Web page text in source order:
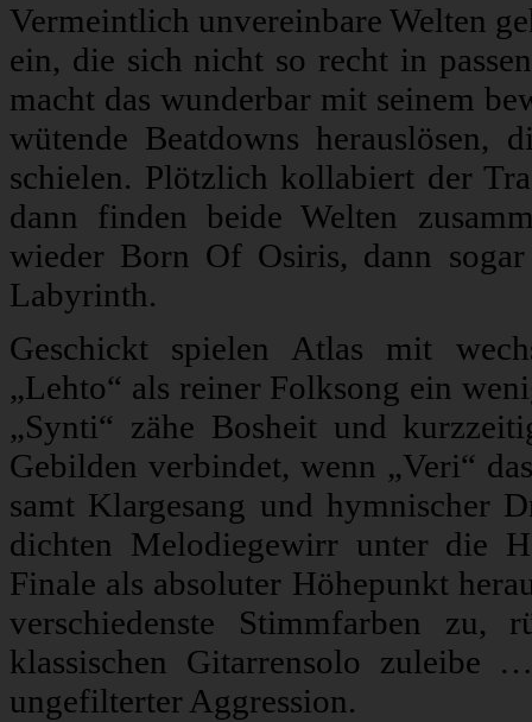
Vermeintlich unvereinbare Welten
ein, die sich nicht so recht in
macht das wunderbar mit seinem
wütende Beatdowns
schielen. Plötzlich kollabiert der
dann finden beide Welten
wieder Born Of Osiris, dann
Labyrinth.
Geschickt spielen Atlas mit
„Lehto“ als reiner Folksong ein
„Synti“ zähe Bosheit und
Gebilden verbindet, wenn „Veri“
samt Klargesang und hymnischer
dichten Melodiegewirr unter die
Finale als absoluter Höhepunkt
verschiedenste Stimmfarben zu,
klassischen Gitarrensolo zuleibe
ungefilterter Aggression.